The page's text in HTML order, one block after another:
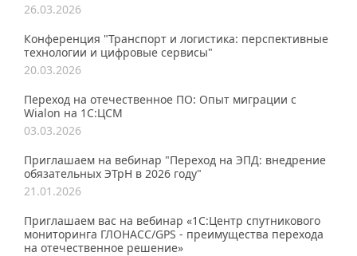
26.03.2026
Конференция "Транспорт и логистика: перспективные
технологии и цифровые сервисы"
20.03.2026
Переход на отечественное ПО: Опыт миграции с
Wialon на 1С:ЦСМ
03.03.2026
Приглашаем на вебинар "Переход на ЭПД: внедрение
обязательных ЭТрН в 2026 году"
21.01.2026
Приглашаем вас на вебинар «1С:Центр спутникового
мониторинга ГЛОНАСС/GPS - преимущества перехода
на отечественное решение»